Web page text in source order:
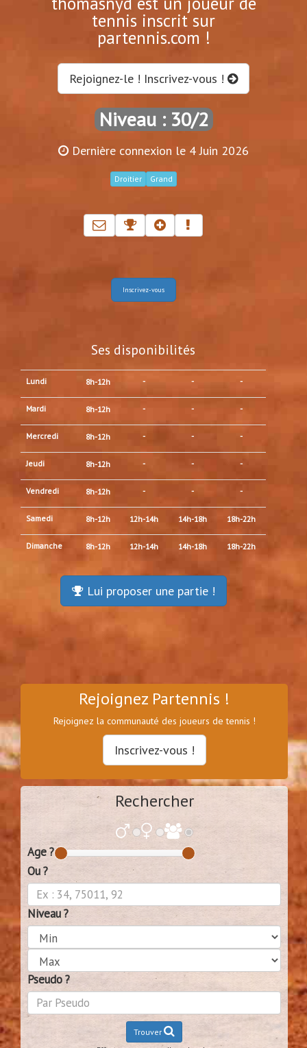
tennis inscrit sur
partennis.com !
Rejoignez-le ! Inscrivez-vous !
Niveau : 30/2
Dernière connexion le 4 Juin 2026
Droitier Grand
Inscrivez-vous
Ses disponibilités
Lundi 8h-12h - - -
Mardi 8h-12h - - -
Mercredi 8h-12h - - -
Jeudi 8h-12h - - -
Vendredi 8h-12h - - -
Samedi 8h-12h 12h-14h 14h-18h 18h-22h
Dimanche 8h-12h 12h-14h 14h-18h 18h-22h
Lui proposer une partie !
Rejoignez Partennis !
Rejoignez la communauté des joueurs de tennis !
Inscrivez-vous !
Rechercher
Age ?
Ou ?
Niveau ?
Pseudo ?
Trouver